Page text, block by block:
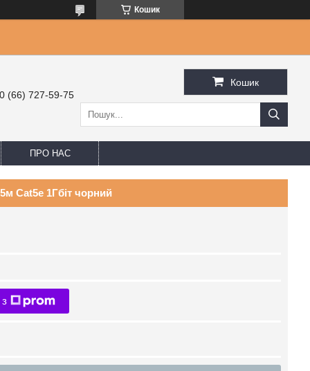
Кошик
(66) 727-59-75
Кошик
ПРО НАС
Cat5e 1Гбіт чорний